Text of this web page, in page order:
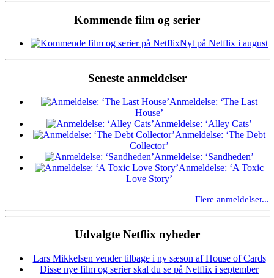
Kommende film og serier
Nyt på Netflix i august
Seneste anmeldelser
Anmeldelse: ‘The Last
House’
Anmeldelse: ‘Alley Cats’
Anmeldelse: ‘The Debt
Collector’
Anmeldelse: ‘Sandheden’
Anmeldelse: ‘A Toxic
Love Story’
Flere anmeldelser...
Udvalgte Netflix nyheder
Lars Mikkelsen vender tilbage i ny sæson af House of Cards
Disse nye film og serier skal du se på Netflix i september